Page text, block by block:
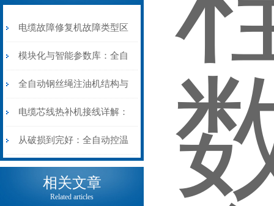
电缆故障修复机故障类型区
分指南：从“绝缘电
阻”到“波形特征”的精准诊
断逻辑
模块化与智能参数库：全自
动电缆修复机的快速换型逻
辑
全自动钢丝绳注油机结构与
工作原理：揭秘高效润滑的
机械密码
电缆芯线热补机接线详解：
从入门到精通
从破损到完好：全自动控温
电缆热补机的核心价值
相关文章
Related articles